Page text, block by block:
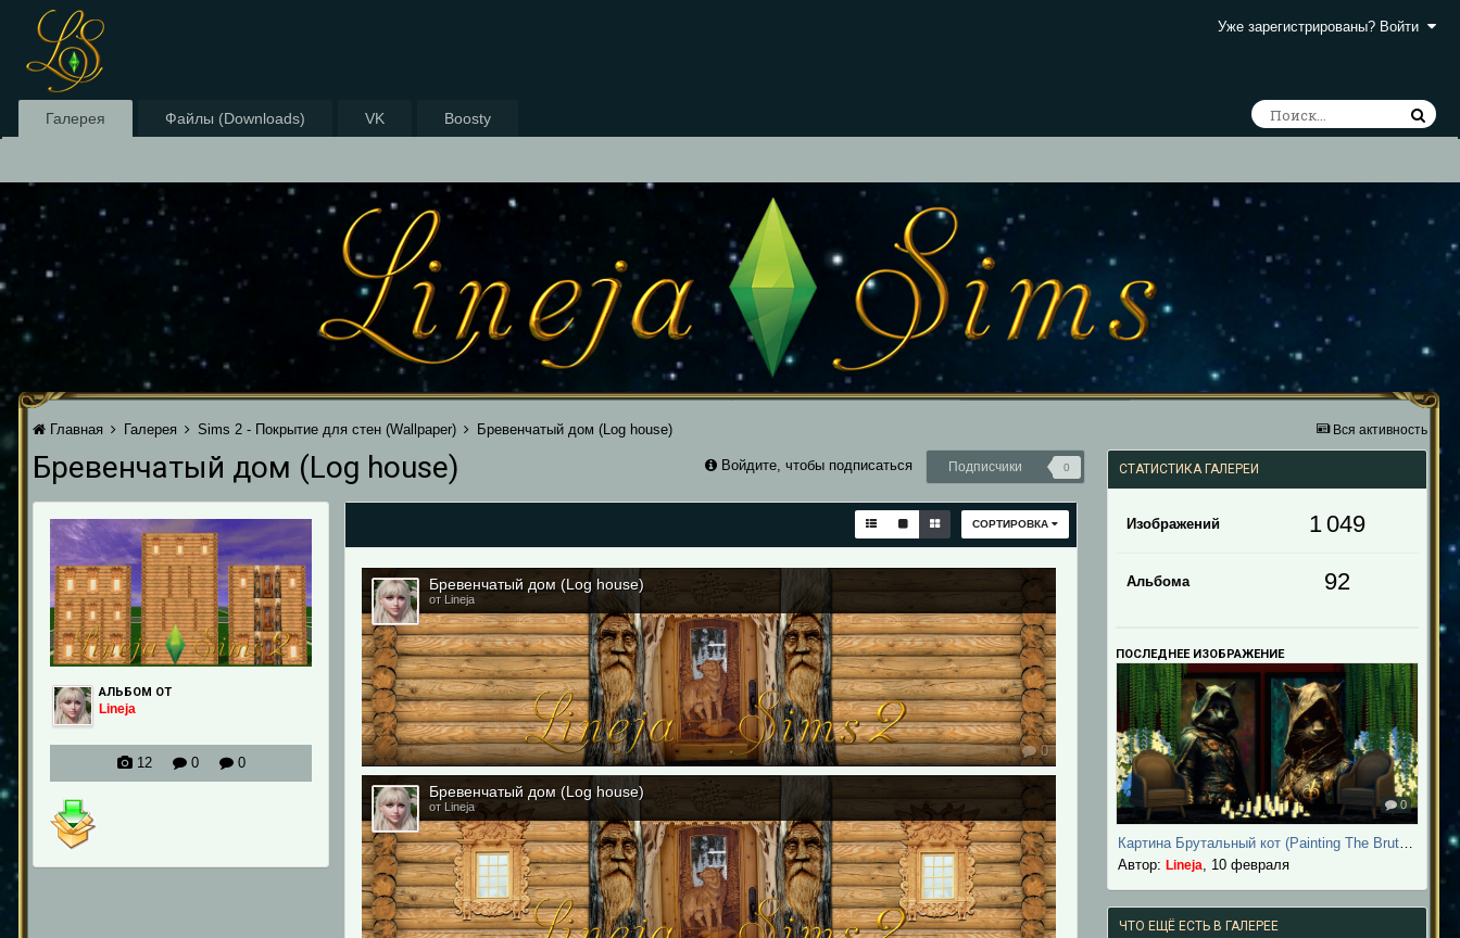
Уже зарегистрированы? Войти
Галерея Файлы (Downloads) VK Boosty
Вся активность
Главная Галерея Sims 2 - Покрытие для стен (Wallpaper) Бревенчатый дом (Log house)
Войдите, чтобы подписаться Подписчики 0
Бревенчатый дом (Log house)
АЛЬБОМ ОТ
Lineja
12 0 0
СОРТИРОВКА
Бревенчатый дом (Log house)
от Lineja
0
Бревенчатый дом (Log house)
от Lineja
СТАТИСТИКА ГАЛЕРЕИ
Изображений 1 049
Альбома 92
ПОСЛЕДНЕЕ ИЗОБРАЖЕНИЕ
0
Автор: Lineja 10 февраля
ЧТО ЕЩЁ ЕСТЬ В ГАЛЕРЕЕ